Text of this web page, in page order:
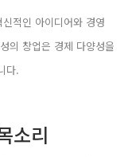
적인 아이디어와 경영
의 창업은 경제 다양성을
다.
소리